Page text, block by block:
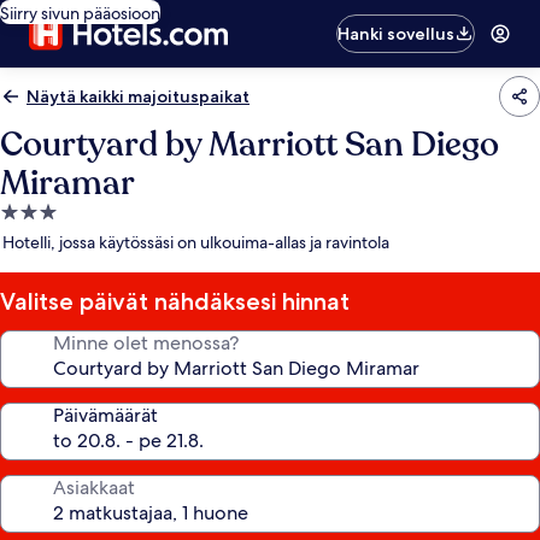
Siirry sivun pääosioon
Hanki sovellus
Näytä kaikki majoituspaikat
Courtyard by Marriott San Diego
Miramar
3.0
tähden
Hotelli, jossa käytössäsi on ulkouima-allas ja ravintola
Valitse päivät nähdäksesi hinnat
Minne olet menossa?
Päivämäärät
Asiakkaat